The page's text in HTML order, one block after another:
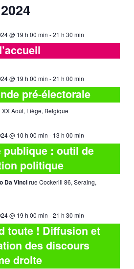
@ 19 h 00 min -21 h 30 min
@ 19 h 00 min -21 h 00 min
pré-électorale
XX Août, Liège, Belgique
@ 10 h 00 min - 13 h 00 min
publique : outil de
politique
Da Vincirue Cockerill 86, Seraing,
@ 19 h 00 min -21 h 30 min
toute ! Diffusion et
des discours
droite